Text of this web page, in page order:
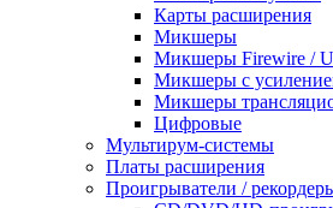
Карты расширения
Микшеры
Микшеры Firewire /
Микшеры с
Микшеры
Цифровые
Мультирум-системы
Платы расширения
Проигрыватели /